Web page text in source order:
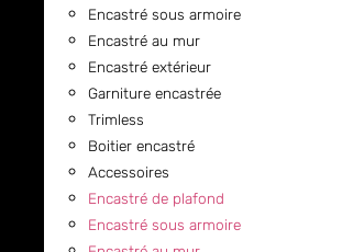
Encastré sous armoire
Encastré au mur
Encastré extérieur
Garniture encastrée
Trimless
Boitier encastré
Accessoires
Encastré de plafond
Encastré sous armoire